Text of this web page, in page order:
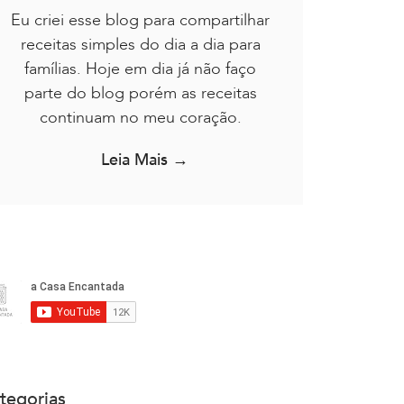
Eu criei esse blog para compartilhar
receitas simples do dia a dia para
famílias. Hoje em dia já não faço
parte do blog porém as receitas
continuam no meu coração.
Leia Mais →